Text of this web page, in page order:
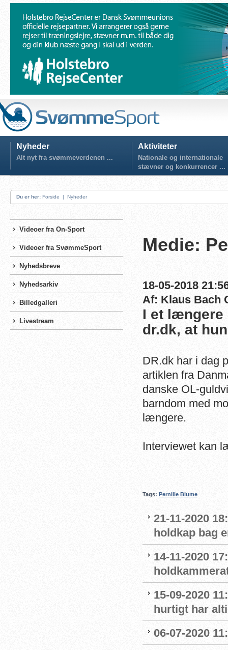
Nyheder
Alt nyt fra svømmeverdenen ...
Aktiviteter
Nationale og internationale
stævner og konkurrencer ...
Du er her: Forside | Nyheder
Videoer fra On-Sport
Videoer fra SvømmeSport
Nyhedsbreve
Nyhedsarkiv
Billedgalleri
Livestream
Medie:
18-05-2018
Af: Klaus Bach
I et
dr.dk, at
DR.dk har i dag
artiklen fra
danske OL-
barndom med
længere.
Interviewet kan
Tags: Pernille Blume
21-11-2020
holdkap bag
14-11-2020
15-09-2020
hurtigt har
06-07-2020